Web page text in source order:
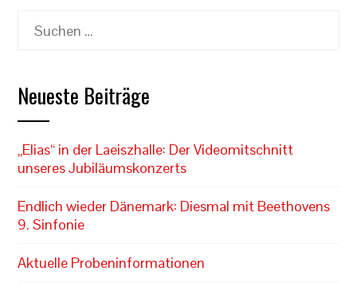
Suchen
Neueste Beiträge
„Elias“ in der Laeiszhalle: Der Videomitschnitt
unseres Jubiläumskonzerts
Endlich wieder Dänemark: Diesmal mit Beethovens
9. Sinfonie
Aktuelle Probeninformationen